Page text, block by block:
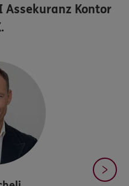
Assekuranz Kontor